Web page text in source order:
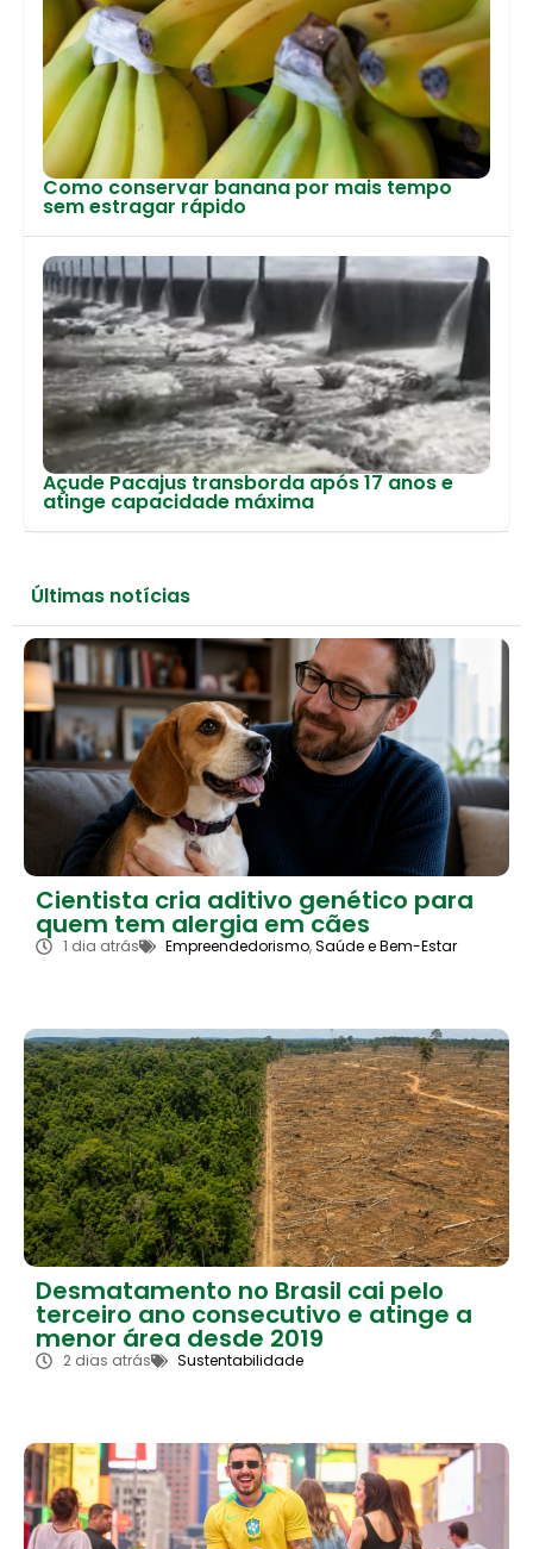
Como conservar banana por mais tempo
sem estragar rápido
Açude Pacajus transborda após 17 anos e
atinge capacidade máxima
Últimas notícias
Cientista cria aditivo genético para
quem tem alergia em cães
1 dia atrás Empreendedorismo,Saúde e Bem-Estar
Desmatamento no Brasil cai pelo
terceiro ano consecutivo e atinge a
menor área desde 2019
2 dias atrás Sustentabilidade